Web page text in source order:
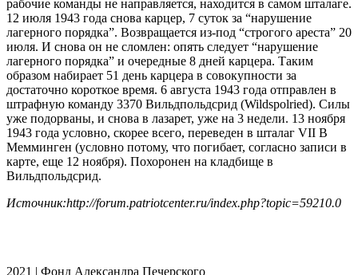
рабочие команды не направляется, находится в самом шталаге.
12 июля 1943 года снова карцер, 7 суток за “нарушение
лагерного порядка”. Возвращается из-под “строгого ареста” 20
июля. И снова он не сломлен: опять следует “нарушение
лагерного порядка” и очередные 8 дней карцера. Таким
образом набирает 51 день карцера в совокупности за
достаточно короткое время. 6 августа 1943 года отправлен в
штрафную команду 3370 Вильдпольдсрид (Wildspolried). Силы
уже подорваны, и снова в лазарет, уже на 3 недели. 13 ноября
1943 года условно, скорее всего, переведен в шталаг VII B
Мемминген (условно потому, что погибает, согласно записи в
карте, еще 12 ноября). Похоронен на кладбище в
Вильдпольдсрид.
Источник:http://forum.patriotcenter.ru/index.php?topic=59210.0
2021 | Фонд Александра Печерского